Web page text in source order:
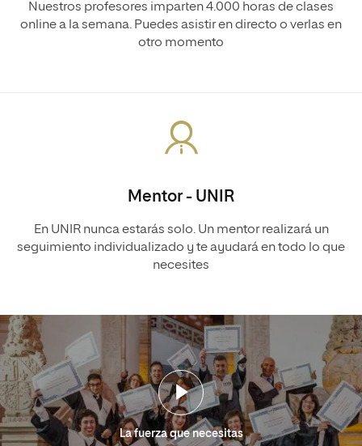
Nuestros profesores imparten 4.000 horas de clases
online a la semana. Puedes asistir en directo o verlas en
otro momento
Mentor - UNIR
En UNIR nunca estarás solo. Un mentor realizará un
seguimiento individualizado y te ayudará en todo lo que
necesites
La fuerza que necesitas